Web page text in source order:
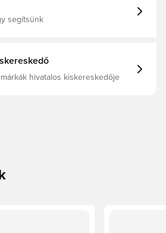
segítsünk
hivatalos kiskereskedője